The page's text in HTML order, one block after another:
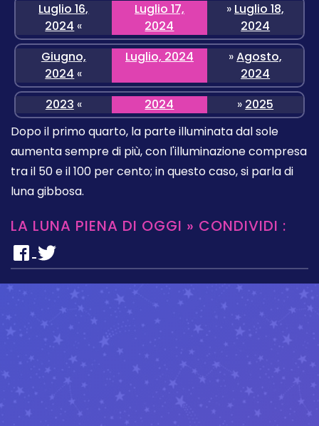
Luglio 16,
2024 «
Luglio 17,
2024
» Luglio 18,
2024
Giugno,
2024 «
Luglio, 2024 »Agosto,
2024
2023 « 2024 » 2025
Dopo il primo quarto, la parte illuminata dal sole
aumenta sempre di più, con l'illuminazione compresa
tra il 50 e il 100 per cento; in questo caso, si parla di
luna gibbosa.
LA LUNA PIENA DI OGGI » CONDIVIDI :